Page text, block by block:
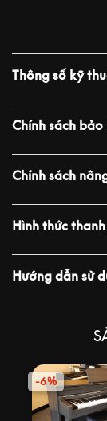
Thông số kỹ
Chính sách bảo
Chính sách
Hình thức
Hướng dẫn sử
-6%